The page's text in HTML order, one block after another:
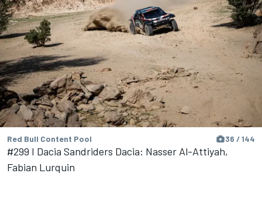
Red Bull Content Pool 36 / 144
#299 I Dacia Sandriders Dacia: Nasser Al-Attiyah,
Fabian Lurquin